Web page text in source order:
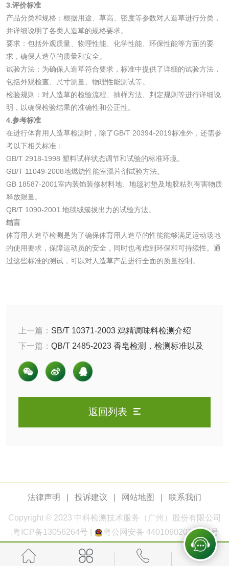
3.评价标准
产品分类和规格：根据用途、草高、密度等参数对人造草进行分类，
并详细说明了各类人造草的规格要求。
要求：包括外观质量、物理性能、化学性能、环保性能等方面的要
求，确保人造草的质量和安全。
试验方法：为确保人造草符合要求，标准中提供了详细的试验方法，
包括外观检查、尺寸测量、物理性能测试等。
检验规则：对人造草的检验流程、抽样方法、判定规则等进行详细说
明，以确保检验结果的准确性和公正性。
4.参考标准
在进行体育用人造草检测时，除了GB/T 20394-2019标准外，还需参
考以下相关标准：
GB/T 2918-1998 塑料试样状态调节和试验的标准环境。
GB/T 11049-2008地燃烧性能室温片剂试验方法。
GB 18587-2001室内装饰装修材料地、地毯衬垫及地胶粘剂有害物质
释放限量。
QB/T 1090-2001 地毯绒簇拔出力的试验方法。
结言
体育用人造草检测是为了确保体育用人造草的性能能够满足运动场地
的使用要求，保障运动员的安全，同时也考虑到环保和可持续性。通
过这些标准的测试，可以对人造草产品进行全面的质量控制。
上一篇： SB/T 10371-2003 鸡精调味料检测介绍
下一篇： QB/T 2485-2023 香皂检测，检测标准以及
参考标准有哪些？
返回列表
法律声明 投诉建议 网站地图 联系我们
Copyright © 2023 中科检测 技术服务（广州）股份有限公司
.粤ICP备13056264号 粤公网安备 44010602011168号
花露水检测
清洗剂检测
洗手液检测
水处理药剂检测
测
脱硫脱硝活性炭检
煤质活性炭检测
电厂水处理活性炭
有机肥检测 钾肥检测
磷酸肥料检测